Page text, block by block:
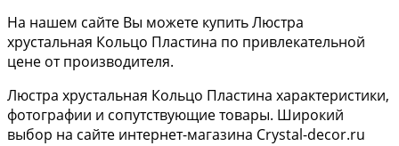
На нашем сайте Вы можете купить Люстра
хрустальная Кольцо Пластина по привлекательной
цене от производителя.
Люстра хрустальная Кольцо Пластина характеристики,
фотографии и сопутствующие товары. Широкий
выбор на сайте интернет-магазина Crystal-decor.ru